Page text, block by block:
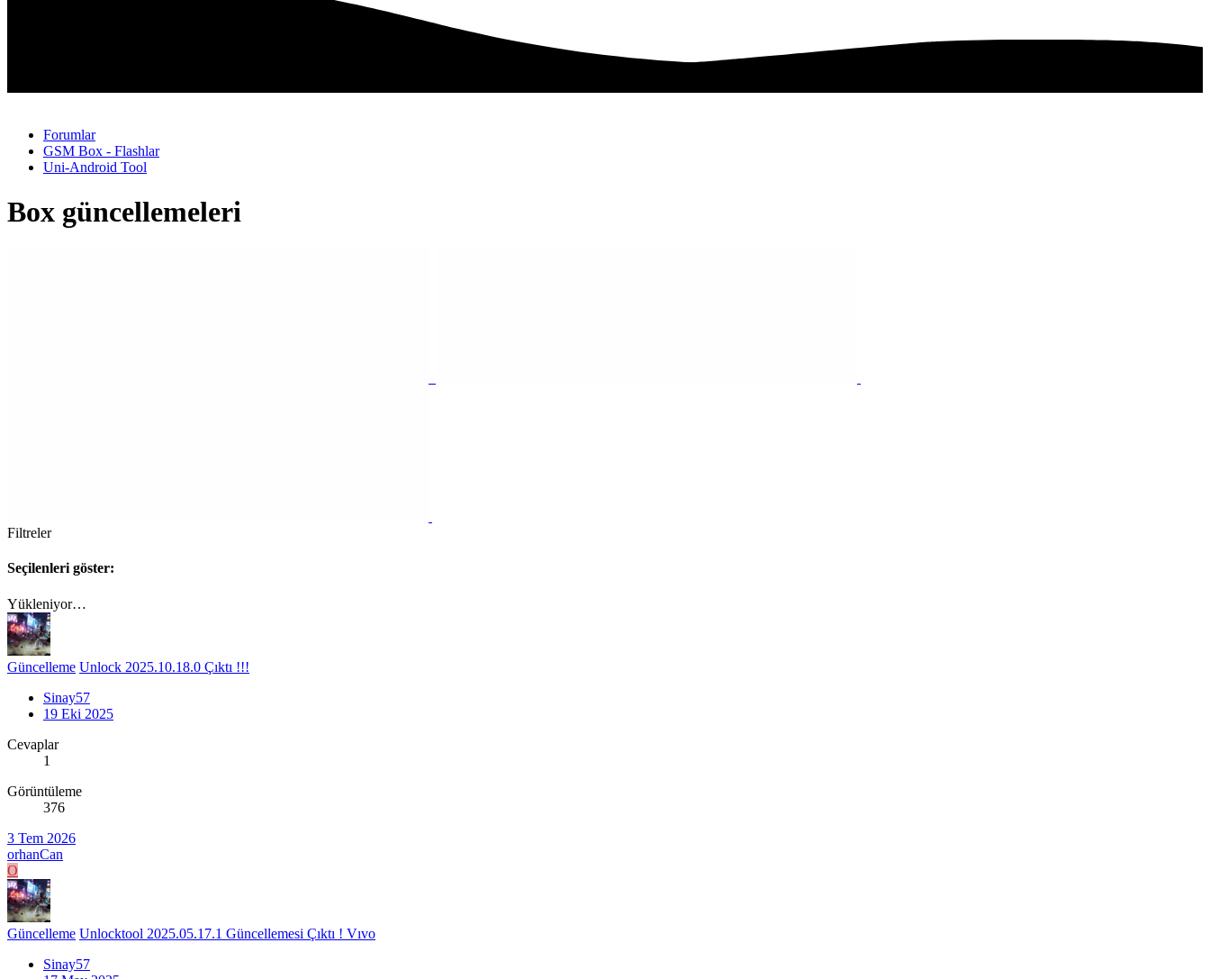
Forumlar
GSM Box - Flashlar
Uni-Android Tool
Box güncellemeleri
Filtreler
Seçilenleri göster:
Yükleniyor…
Güncelleme Unlock 2025.10.18.0 Çıktı !!!
Sinay57
19 Eki 2025
Cevaplar
1
Görüntüleme
376
3 Tem 2026
orhanCan
O
Güncelleme Unlocktool 2025.05.17.1 Güncellemesi Çıktı ! Vıvo
Sinay57